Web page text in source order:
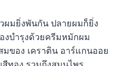
ผมยิ่งพันกัน ปลายผมก็ยิ่ง
งบำรุงด้วยครีมหมักผม
ของ เคราติน อาร์แกนออย